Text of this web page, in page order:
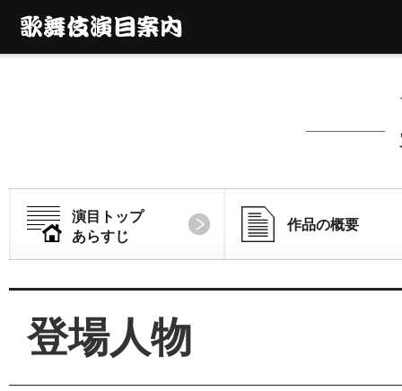
演目トップ
あらすじ
作品の概要
登場人物